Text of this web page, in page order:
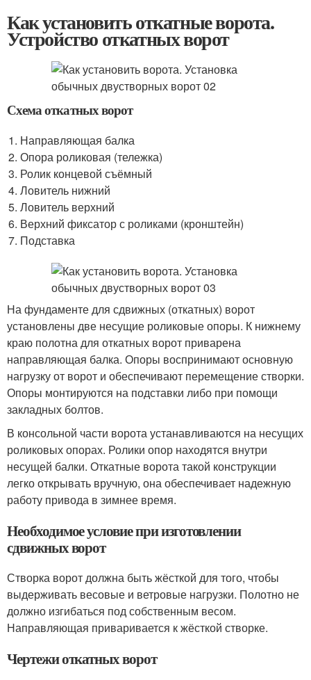
Как установить откатные ворота.
Устройство откатных ворот
Схема откатных ворот
Направляющая балка
Опора роликовая (тележка)
Ролик концевой съёмный
Ловитель нижний
Ловитель верхний
Верхний фиксатор с роликами (кронштейн)
Подставка
На фундаменте для сдвижных (откатных) ворот
установлены две несущие роликовые опоры. К нижнему
краю полотна для откатных ворот приварена
направляющая балка. Опоры воспринимают основную
нагрузку от ворот и обеспечивают перемещение створки.
Опоры монтируются на подставки либо при помощи
закладных болтов.
В консольной части ворота устанавливаются на несущих
роликовых опорах. Ролики опор находятся внутри
несущей балки. Откатные ворота такой конструкции
легко открывать вручную, она обеспечивает надежную
работу привода в зимнее время.
Необходимое условие при изготовлении
сдвижных ворот
Створка ворот должна быть жёсткой для того, чтобы
выдерживать весовые и ветровые нагрузки. Полотно не
должно изгибаться под собственным весом.
Направляющая приваривается к жёсткой створке.
Чертежи откатных ворот